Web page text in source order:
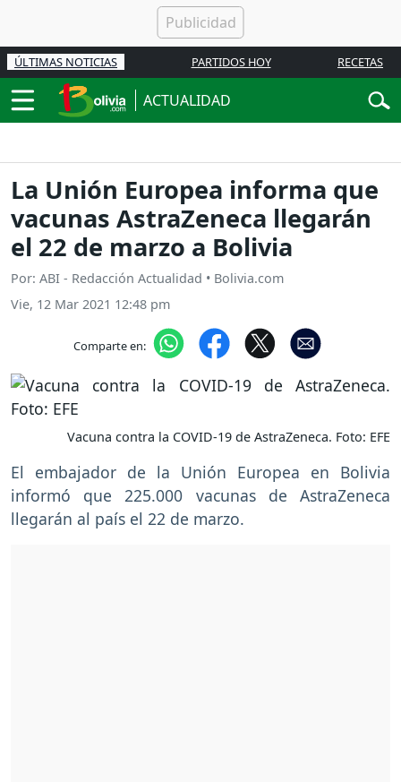
ÚLTIMAS NOTICIAS PARTIDOS HOY RECETAS
ACTUALIDAD
La Unión Europea informa que
vacunas AstraZeneca llegarán
el 22 de marzo a Bolivia
Por: ABI - Redacción Actualidad • Bolivia.com
Vie, 12 Mar 2021 12:48 pm
Comparte en:
Vacuna contra la COVID-19 de AstraZeneca. Foto: EFE
El embajador de la Unión Europea en Bolivia
informó que 225.000 vacunas de AstraZeneca
llegarán al país el 22 de marzo.